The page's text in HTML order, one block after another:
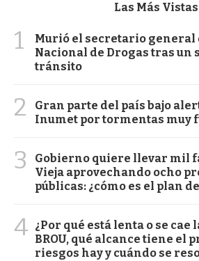
Las Más Vistas
1
Murió el secretario general
Nacional de Drogas tras un
tránsito
2
Gran parte del país bajo
Inumet por tormentas muy
3
Gobierno quiere llevar mil
Vieja aprovechando ocho
públicas: ¿cómo es el plan
4 ¿Por qué está lenta o se
BROU, qué alcance tiene el
riesgos hay y cuándo se